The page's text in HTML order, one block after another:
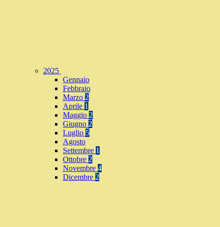
2025
Gennaio
Febbraio
Marzo 2
Aprile 1
Maggio 2
Giugno 2
Luglio 5
Agosto
Settembre 1
Ottobre 2
Novembre 4
Dicembre 2